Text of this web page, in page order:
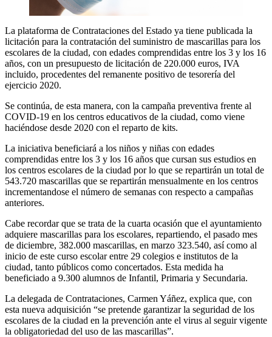
La plataforma de Contrataciones del Estado ya tiene publicada la
licitación para la contratación del suministro de mascarillas para los
escolares de la ciudad, con edades comprendidas entre los 3 y los 16
años, con un presupuesto de licitación de 220.000 euros, IVA
incluido, procedentes del remanente positivo de tesorería del
ejercicio 2020.
Se continúa, de esta manera, con la campaña preventiva frente al
COVID-19 en los centros educativos de la ciudad, como viene
haciéndose desde 2020 con el reparto de kits.
La iniciativa beneficiará a los niños y niñas con edades
comprendidas entre los 3 y los 16 años que cursan sus estudios en
los centros escolares de la ciudad por lo que se repartirán un total de
543.720 mascarillas que se repartirán mensualmente en los centros
incrementandose el número de semanas con respecto a campañas
anteriores.
Cabe recordar que se trata de la cuarta ocasión que el ayuntamiento
adquiere mascarillas para los escolares, repartiendo, el pasado mes
de diciembre, 382.000 mascarillas, en marzo 323.540, así como al
inicio de este curso escolar entre 29 colegios e institutos de la
ciudad, tanto públicos como concertados. Esta medida ha
beneficiado a 9.300 alumnos de Infantil, Primaria y Secundaria.
La delegada de Contrataciones, Carmen Yáñez, explica que, con
esta nueva adquisición “se pretende garantizar la seguridad de los
escolares de la ciudad en la prevención ante el virus al seguir vigente
la obligatoriedad del uso de las mascarillas”.